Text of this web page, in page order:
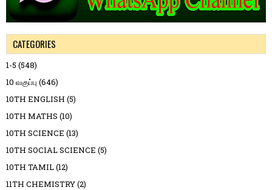
CATEGORIES
1-5 (548)
10 வகுப்பு (646)
10TH ENGLISH (5)
10TH MATHS (10)
10TH SCIENCE (13)
10TH SOCIAL SCIENCE (5)
10TH TAMIL(12)
11TH CHEMISTRY(2)